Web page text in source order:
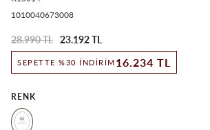
1010040673008
28.990 TL 23.192 TL
SEPETTE %30 İNDIRIM 16.234 TL
RENK